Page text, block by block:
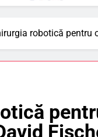
robotică pentru